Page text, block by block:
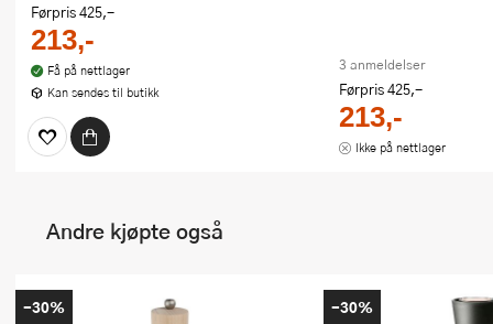
Førpris425,-
213,-
Få på nettlager
Kan sendes til butikk
3 anmeldelser
Førpris425,-
213,-
Ikke på nettlager
Andre kjøpte også
-30% -30%